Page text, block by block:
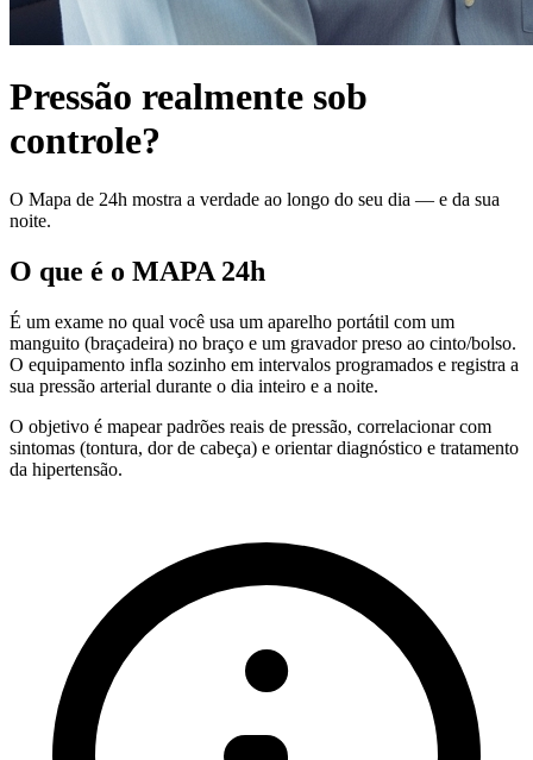
Pressão realmente sob
controle?
O Mapa de 24h mostra a verdade ao longo do seu dia — e da sua
noite.
O que é o MAPA 24h
É um exame no qual você usa um aparelho portátil com um
manguito (braçadeira) no braço e um gravador preso ao cinto/bolso.
O equipamento infla sozinho em intervalos programados e registra a
sua pressão arterial durante o dia inteiro e a noite.
O objetivo é mapear padrões reais de pressão, correlacionar com
sintomas (tontura, dor de cabeça) e orientar diagnóstico e tratamento
da hipertensão.